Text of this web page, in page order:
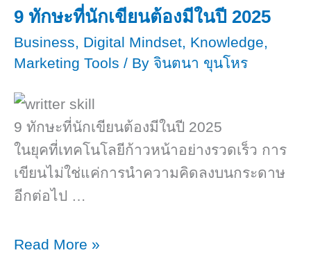
9 ทักษะที่นักเขียนต้องมีในปี 2025
Business, Digital Mindset, Knowledge,
Marketing Tools / By จินตนา ขุนโหร
9 ทักษะที่นักเขียนต้องมีในปี 2025
ในยุคที่เทคโนโลยีก้าวหน้าอย่างรวดเร็ว การ
เขียนไม่ใช่แค่การนำความคิดลงบนกระดาษ
อีกต่อไป …
9
Read More »